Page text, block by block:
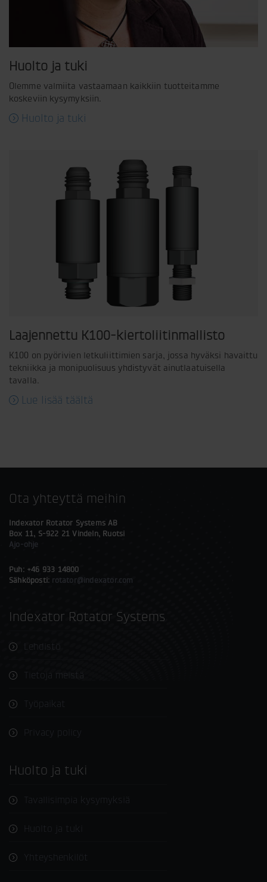
Huolto ja tuki
Olemme valmiita vastaamaan kaikkiin tuotteitamme
koskeviin kysymyksiin.
Huolto ja tuki
Laajennettu K100-kiertoliitinmallisto
K100 on pyörivien letkuliittimien sarja, jossa hyväksi havaittu
tekniikka ja monipuolisuus yhdistyvät ainutlaatuisella
tavalla.
Lue lisää täältä
Ota yhteyttä meihin
Indexator Rotator Systems AB
Box 11, S-922 21 Vindeln, Ruotsi
Ajo-ohje
Puh: +46 933 14800
Sähköposti: rotator@indexator.com
Indexator Rotator Systems
Lehdistö
Tietoja meistä
Työpaikat
Huolto ja tuki
Tavallisimpia kysymyksiä
Huolto ja tuki
Yhteyshenkilöt